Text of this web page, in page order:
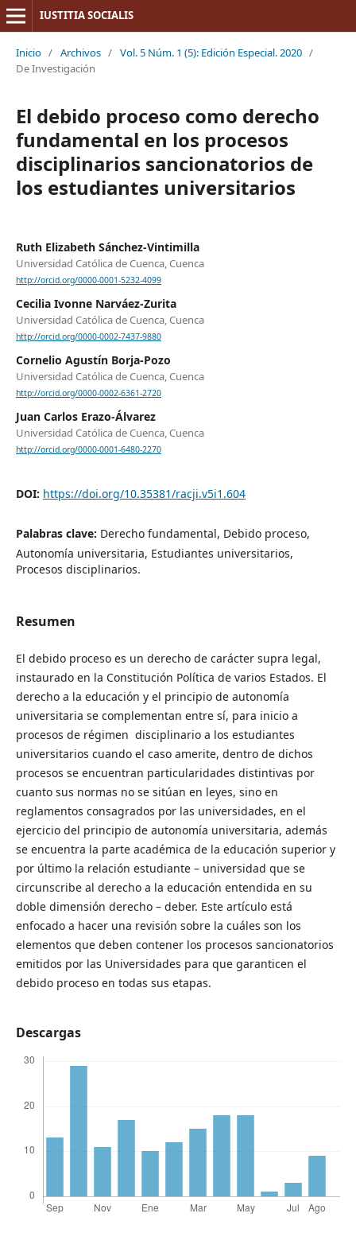
IUSTITIA SOCIALIS
Inicio / Archivos / Vol. 5 Núm. 1 (5): Edición Especial. 2020 /
De Investigación
El debido proceso como derecho
fundamental en los procesos
disciplinarios sancionatorios de
los estudiantes universitarios
Ruth Elizabeth Sánchez-Vintimilla
Universidad Católica de Cuenca, Cuenca
http://orcid.org/0000-0001-5232-4099
Cecilia Ivonne Narváez-Zurita
Universidad Católica de Cuenca, Cuenca
http://orcid.org/0000-0002-7437-9880
Cornelio Agustín Borja-Pozo
Universidad Católica de Cuenca, Cuenca
http://orcid.org/0000-0002-6361-2720
Juan Carlos Erazo-Álvarez
Universidad Católica de Cuenca, Cuenca
http://orcid.org/0000-0001-6480-2270
DOI: https://doi.org/10.35381/racji.v5i1.604
Palabras clave: Derecho fundamental, Debido proceso,
Autonomía universitaria, Estudiantes universitarios,
Procesos disciplinarios.
Resumen
El debido proceso es un derecho de carácter supra legal,
instaurado en la Constitución Política de varios Estados. El
derecho a la educación y el principio de autonomía
universitaria se complementan entre sí, para inicio a
procesos de régimen disciplinario a los estudiantes
universitarios cuando el caso amerite, dentro de dichos
procesos se encuentran particularidades distintivas por
cuanto sus normas no se sitúan en leyes, sino en
reglamentos consagrados por las universidades, en el
ejercicio del principio de autonomía universitaria, además
se encuentra la parte académica de la educación superior y
por último la relación estudiante – universidad que se
circunscribe al derecho a la educación entendida en su
doble dimensión derecho – deber. Este artículo está
enfocado a hacer una revisión sobre la cuáles son los
elementos que deben contener los procesos sancionatorios
emitidos por las Universidades para que garanticen el
debido proceso en todas sus etapas.
Descargas